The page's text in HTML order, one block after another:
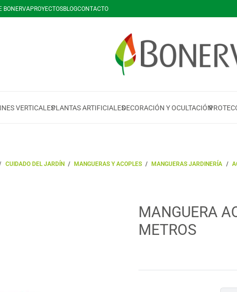
BONERVAPROYECTOSBLOGCONTACTO
VERTICALESPLANTAS ARTIFICIALESDECORACIÓN Y OCULTACIÓN
CUIDADO DEL JARDÍN / MANGUERAS Y ACOPLES / MANGUERAS JARDINERÍA /
MANGUERA
METROS